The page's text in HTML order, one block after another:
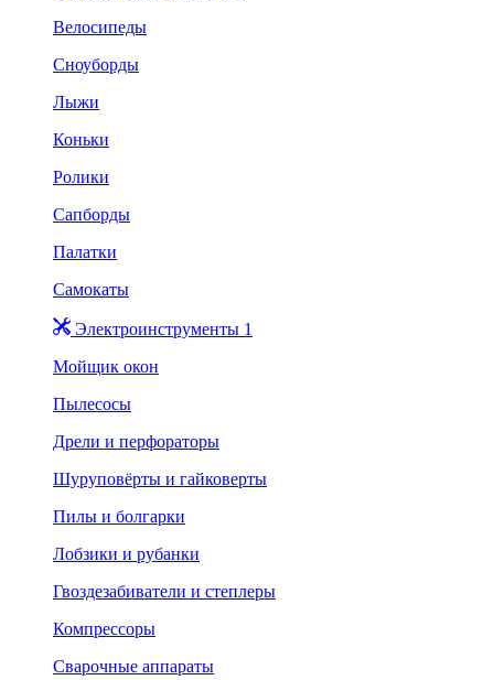
Велосипеды
Сноуборды
Лыжи
Коньки
Ролики
Сапборды
Палатки
Самокаты
Электроинструменты 1
Мойщик окон
Пылесосы
Дрели и перфораторы
Шуруповёрты и гайковерты
Пилы и болгарки
Лобзики и рубанки
Гвоздезабиватели и степлеры
Компрессоры
Сварочные аппараты